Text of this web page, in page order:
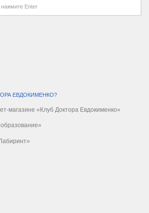
ЕВДОКИМЕНКО?
магазине «Клуб Доктора Евдокименко»